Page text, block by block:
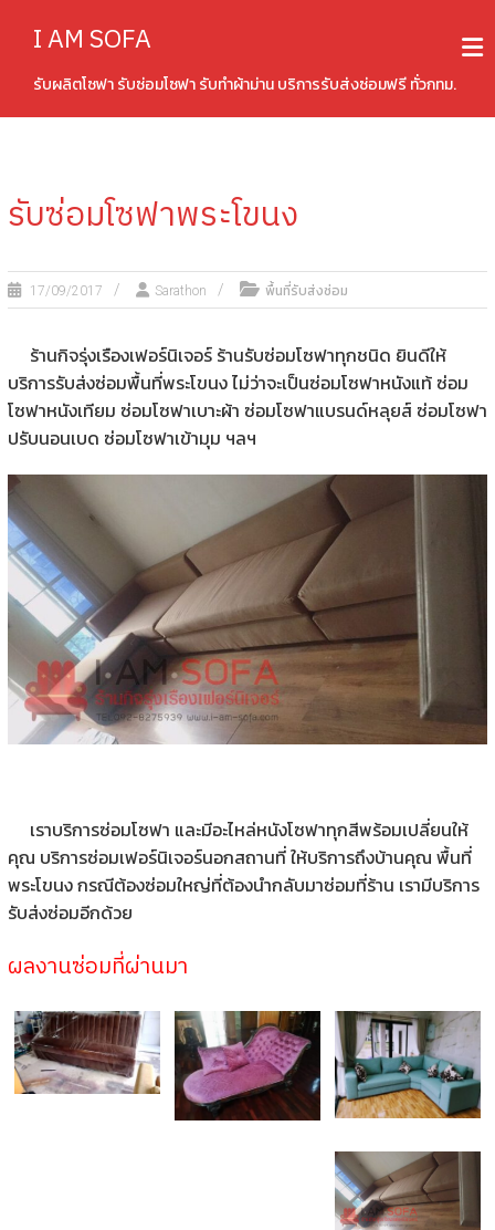
I AM SOFA
รับผลิตโซฟา รับซ่อมโซฟา รับทำผ้าม่าน บริการรับส่งซ่อมฟรี ทั่วกทม.
รับซ่อมโซฟาพระโขนง
17/09/2017 Sarathon พื้นที่รับส่งซ่อม
ร้านกิจรุ่งเรืองเฟอร์นิเจอร์ ร้านรับซ่อมโซฟาทุกชนิด ยินดีให้
บริการรับส่งซ่อมพื้นที่พระโขนง ไม่ว่าจะเป็นซ่อมโซฟาหนังแท้ ซ่อม
โซฟาหนังเทียม ซ่อมโซฟาเบาะผ้า ซ่อมโซฟาแบรนด์หลุยส์ ซ่อมโซฟา
ปรับนอนเบด ซ่อมโซฟาเข้ามุม ฯลฯ
เราบริการซ่อมโซฟา และมีอะไหล่หนังโซฟาทุกสีพร้อมเปลี่ยนให้
คุณ บริการซ่อมเฟอร์นิเจอร์นอกสถานที่ ให้บริการถึงบ้านคุณ พื้นที่
พระโขนง กรณีต้องซ่อมใหญ่ที่ต้องนำกลับมาซ่อมที่ร้าน เรามีบริการ
รับส่งซ่อมอีกด้วย
ผลงานซ่อมที่ผ่านมา